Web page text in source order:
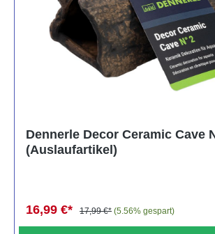
Dennerle Decor Ceramic Cave
(Auslaufartikel)
16,99 €* 17,99 €* (5.56% gespart)